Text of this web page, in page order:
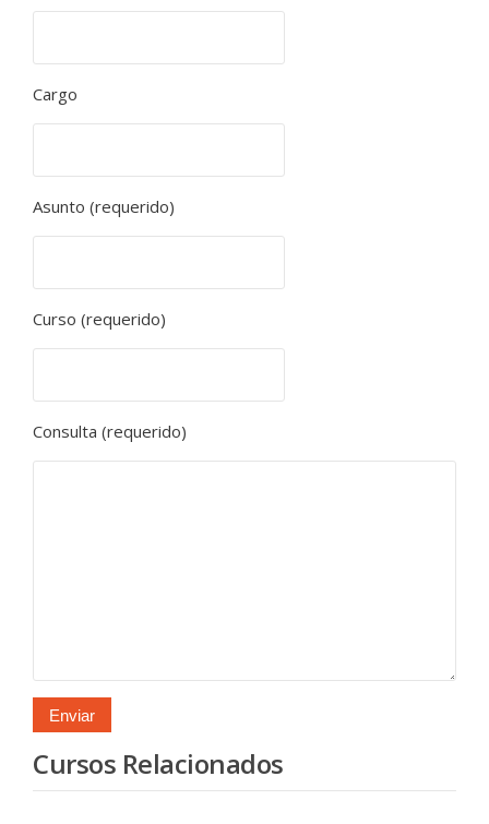
Cargo
Asunto (requerido)
Curso (requerido)
Consulta (requerido)
Cursos Relacionados